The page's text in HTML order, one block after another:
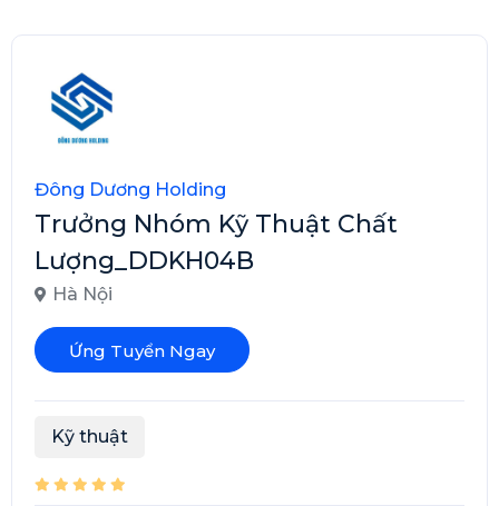
Đông Dương Holding
Trưởng Nhóm Kỹ Thuật Chất
Lượng_DDKH04B
Hà Nội
Ứng Tuyển Ngay
Kỹ thuật